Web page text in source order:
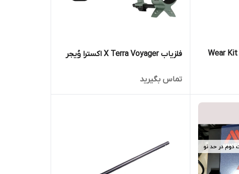
فلزیاب X Terra Voyager اکسترا وُیجر
تماس بگیرید